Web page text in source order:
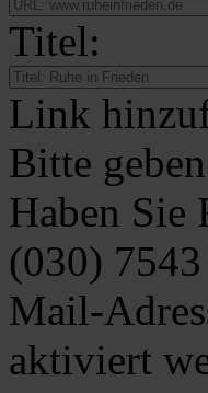
Titel:
Link
Bitte
Haben Sie
(030)
Mail-
aktiviert